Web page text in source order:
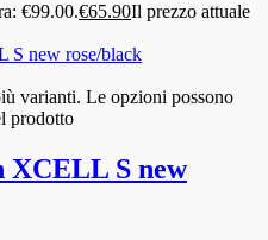
€99.00.€65.90Il prezzo attuale
varianti. Le opzioni possono
prodotto
XCELL S new